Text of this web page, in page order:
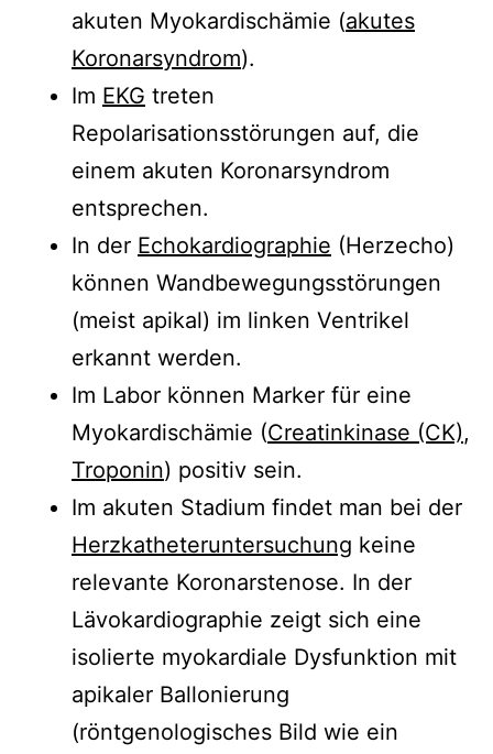
akuten Myokardischämie (akutes
Koronarsyndrom).
Im EKG treten
Repolarisationsstörungen auf, die
einem akuten Koronarsyndrom
entsprechen.
In der Echokardiographie (Herzecho)
können Wandbewegungsstörungen
(meist apikal) im linken Ventrikel
erkannt werden.
Im Labor können Marker für eine
Myokardischämie (Creatinkinase (CK),
Troponin) positiv sein.
Im akuten Stadium findet man bei der
Herzkatheteruntersuchung keine
relevante Koronarstenose. In der
Lävokardiographie zeigt sich eine
isolierte myokardiale Dysfunktion mit
apikaler Ballonierung
(röntgenologisches Bild wie ein